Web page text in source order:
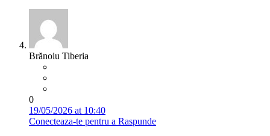
Brănoiu Tiberia
0
19/05/2026 at 10:40
Conecteaza-te pentru a Raspunde